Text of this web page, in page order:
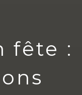
fête :